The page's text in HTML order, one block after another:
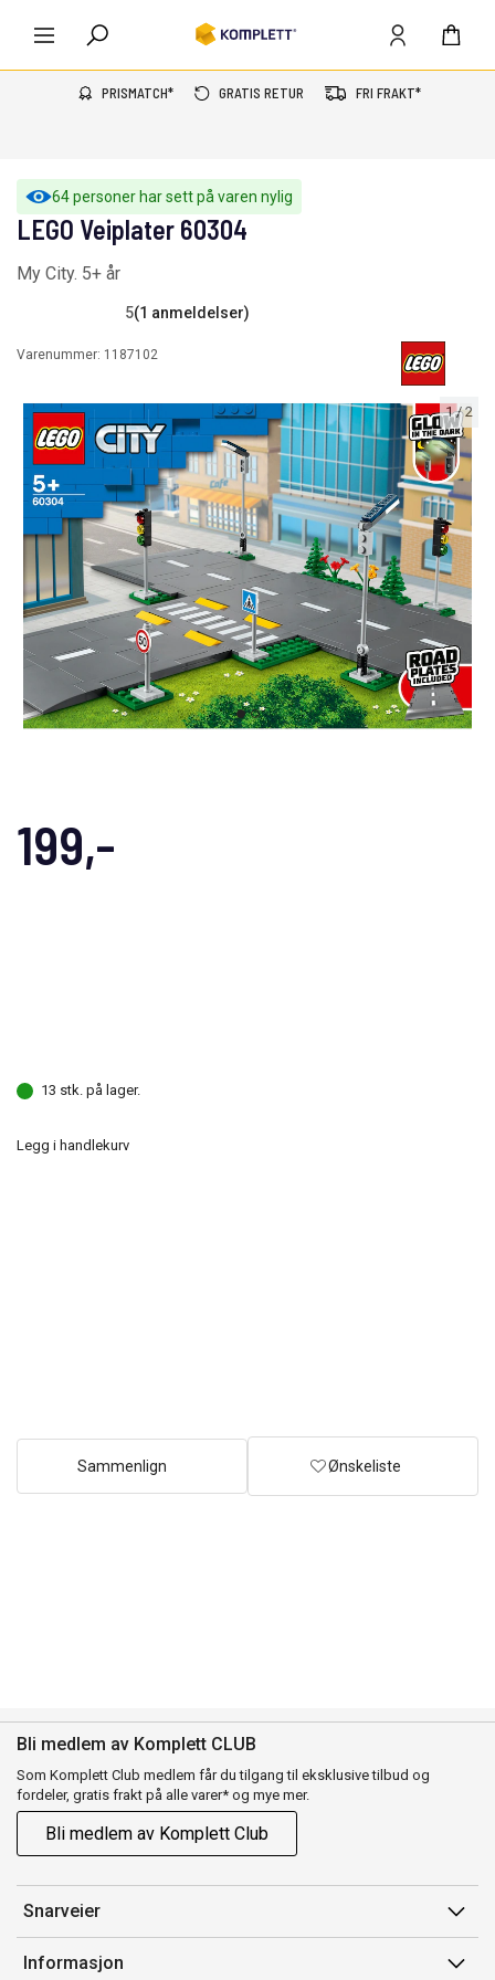
PRISMATCH* GRATIS RETUR FRI FRAKT*
64 personer har sett på varen nylig
1/2
LEGO Veiplater 60304
My City. 5+ år
5(1 anmeldelser)
Varenummer: 1187102
199,-
13 stk. på lager.
Legg i handlekurv
Sammenlign Ønskeliste
Bli medlem av Komplett CLUB
Som Komplett Club medlem får du tilgang til eksklusive tilbud og
fordeler, gratis frakt på alle varer* og mye mer.
Bli medlem av Komplett Club
Snarveier
Min side
Informasjon